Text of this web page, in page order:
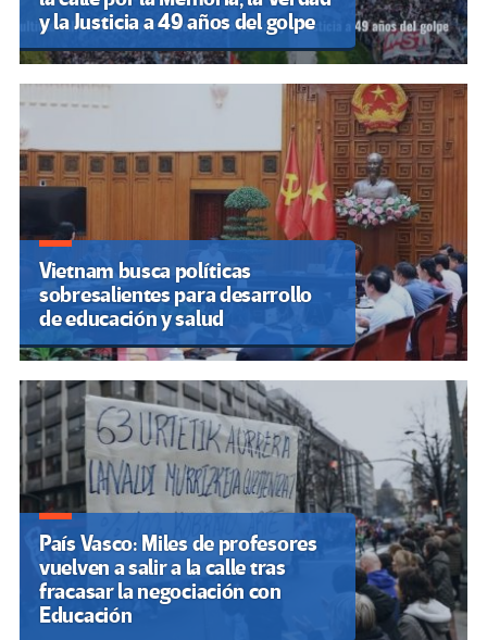
y la Justicia a 49 años del golpe
Vietnam busca políticas
sobresalientes para desarrollo
de educación y salud
País Vasco: Miles de profesores
vuelven a salir a la calle tras
fracasar la negociación con
Educación